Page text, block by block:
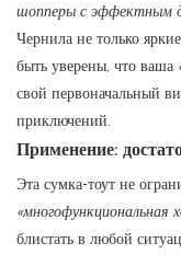
шопперы с эффектным
Чернила не только
быть уверены, что ваша
свой первоначальный
приключений.
Применение:
Эта сумка-тоут не
«многофункциональная
блистать в любой